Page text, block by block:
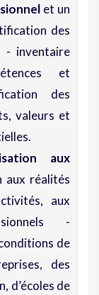
et un
des
- inventaire
et
des
valeurs et
aux
aux réalités
aux
-
de
des
d’écoles de